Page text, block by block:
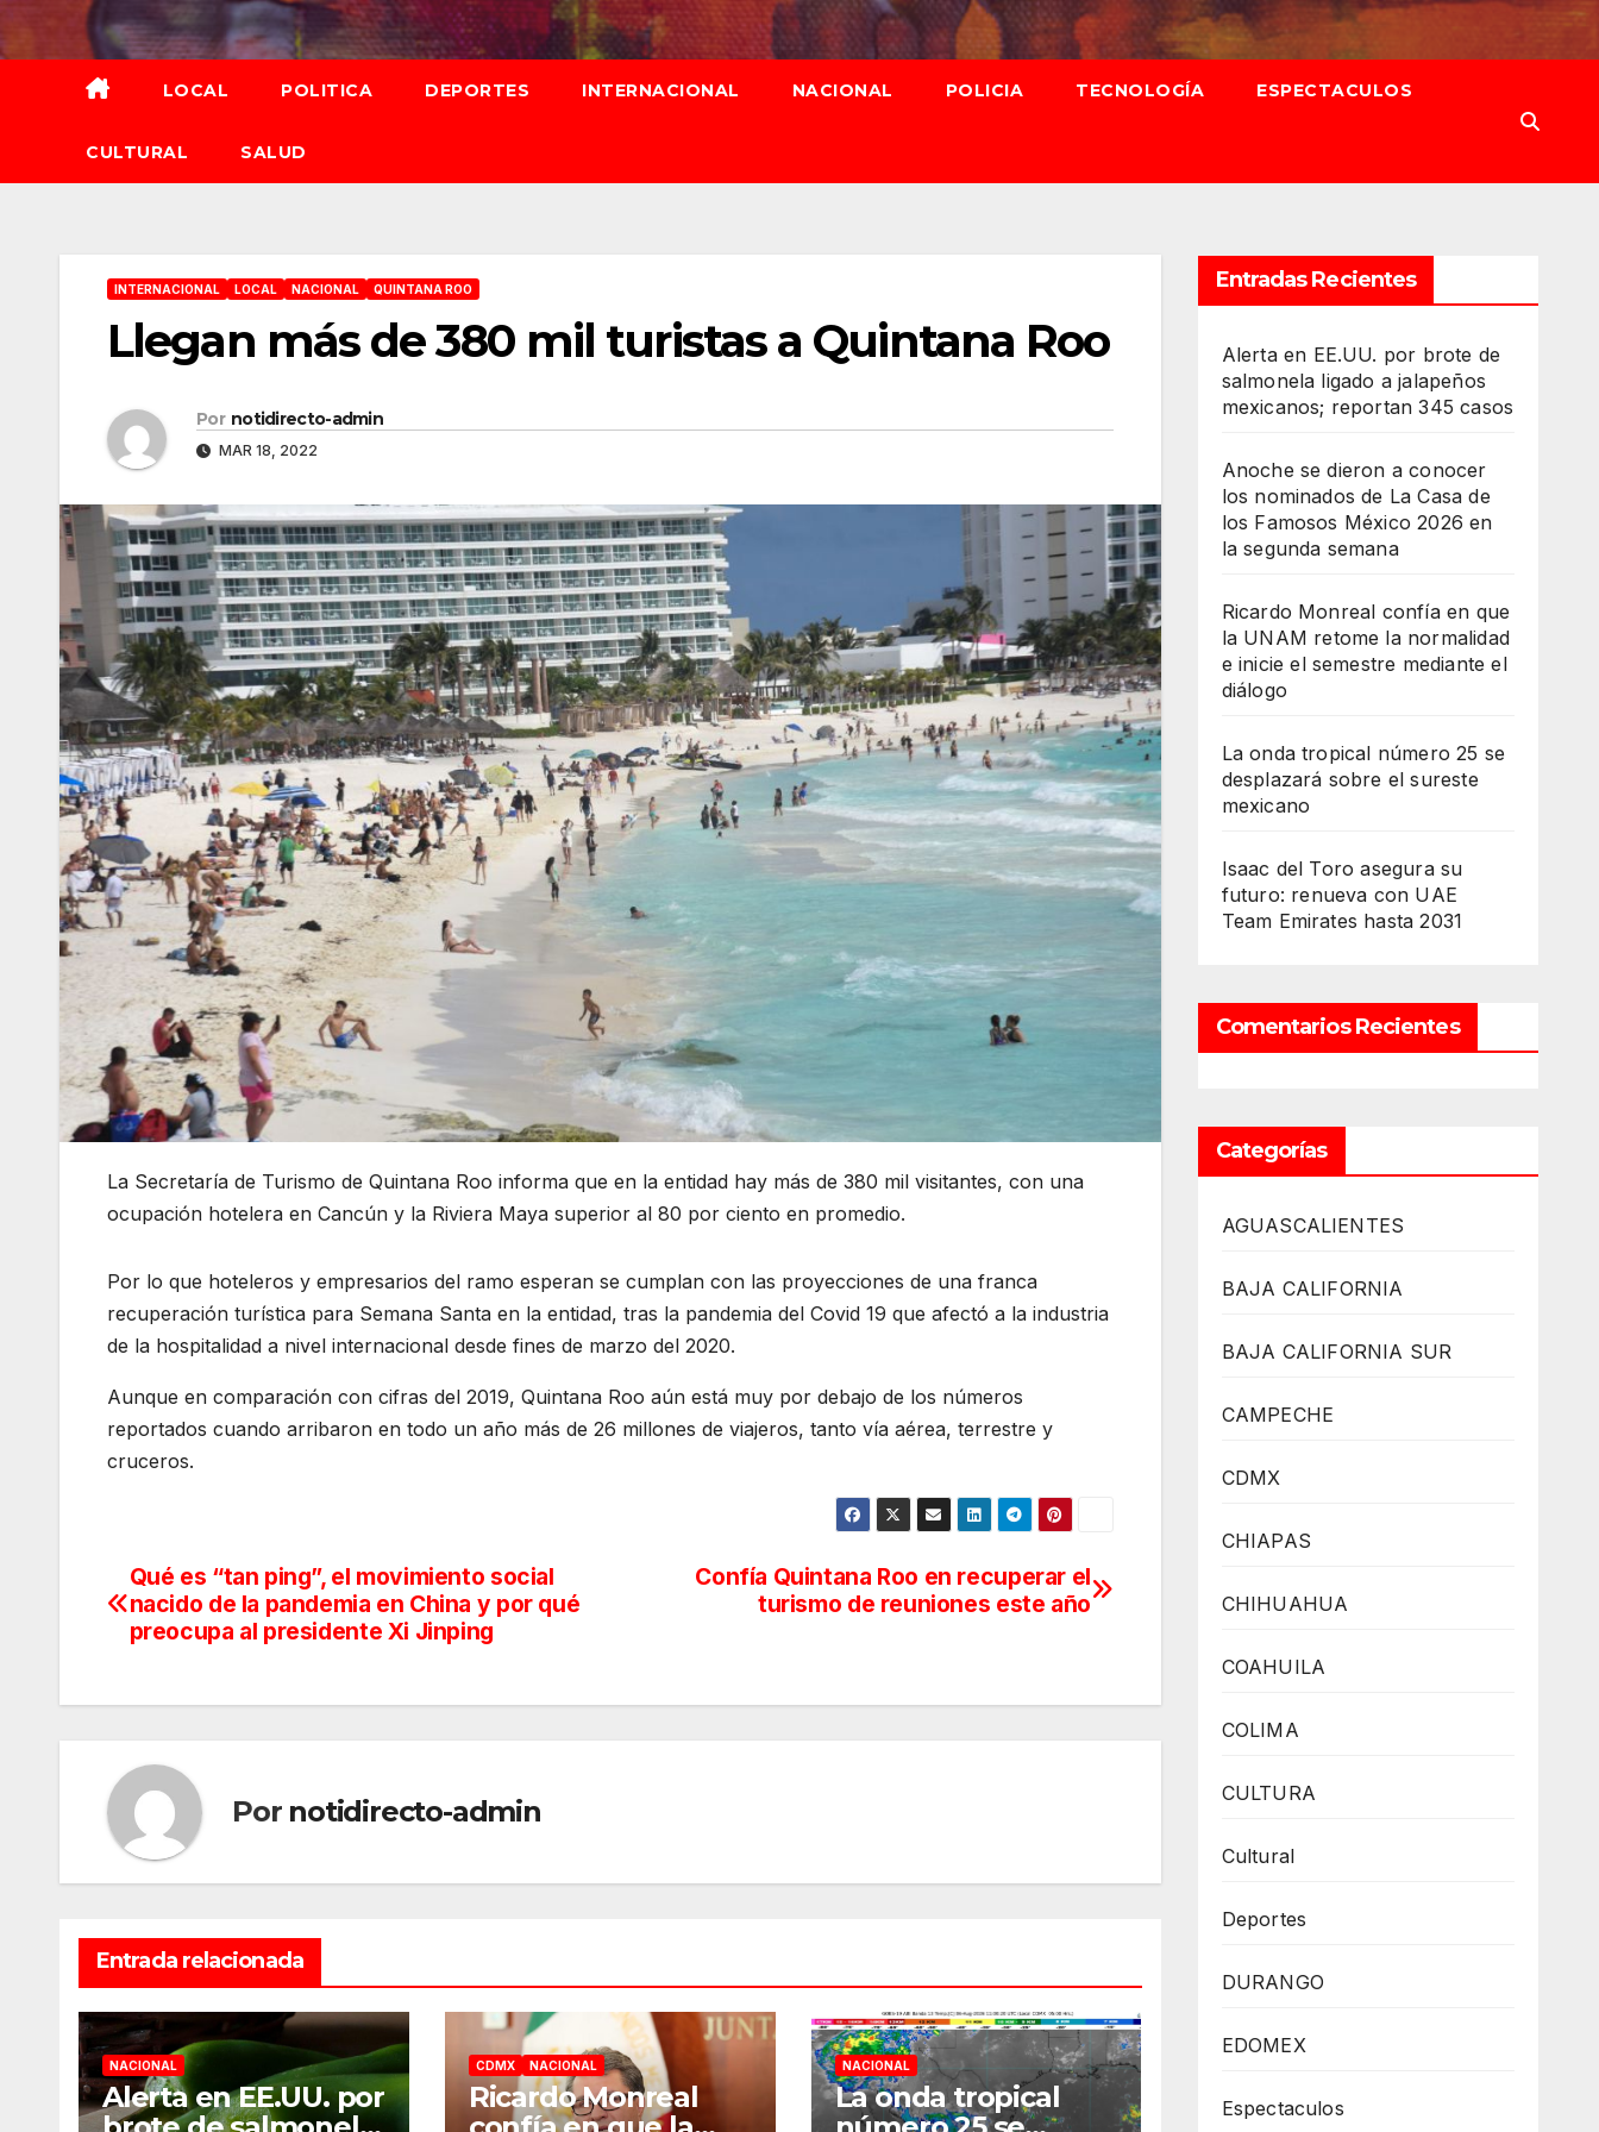
al
contenido
LOCAL POLITICA DEPORTES INTERNACIONAL NACIONAL POLICIA TECNOLOGÍA ESPECTACULOS
CULTURAL SALUD
INTERNACIONAL LOCAL NACIONAL QUINTANA ROO
Llegan más de 380 mil turistas a Quintana Roo
Por notidirecto-admin
MAR 18, 2022
La Secretaría de Turismo de Quintana Roo informa que en la entidad hay más de 380 mil visitantes, con una
ocupación hotelera en Cancún y la Riviera Maya superior al 80 por ciento en promedio.
Por lo que hoteleros y empresarios del ramo esperan se cumplan con las proyecciones de una franca
recuperación turística para Semana Santa en la entidad, tras la pandemia del Covid 19 que afectó a la industria
de la hospitalidad a nivel internacional desde fines de marzo del 2020.
Aunque en comparación con cifras del 2019, Quintana Roo aún está muy por debajo de los números
reportados cuando arribaron en todo un año más de 26 millones de viajeros, tanto vía aérea, terrestre y
cruceros.
Navegación
de
Confía Quintana Roo en recuperar el
turismo de reuniones este año
Qué es “tan ping”, el movimiento social
nacido de la pandemia en China y por qué
preocupa al presidente Xi Jinping
Por notidirecto-admin
Entrada relacionada
NACIONAL
Alerta en EE.UU. por
CDMX NACIONAL
Ricardo Monreal
NACIONAL
La onda tropical
Entradas Recientes
Alerta en EE.UU. por brote de
salmonela ligado a jalapeños
mexicanos; reportan 345 casos
Anoche se dieron a conocer
los nominados de La Casa de
los Famosos México 2026 en
la segunda semana
Ricardo Monreal confía en que
la UNAM retome la normalidad
e inicie el semestre mediante el
diálogo
La onda tropical número 25 se
desplazará sobre el sureste
mexicano
Isaac del Toro asegura su
futuro: renueva con UAE
Team Emirates hasta 2031
Comentarios Recientes
Categorías
AGUASCALIENTES
BAJA CALIFORNIA
BAJA CALIFORNIA SUR
CAMPECHE
CDMX
CHIAPAS
CHIHUAHUA
COAHUILA
COLIMA
CULTURA
Cultural
Deportes
DURANGO
EDOMEX
Espectaculos